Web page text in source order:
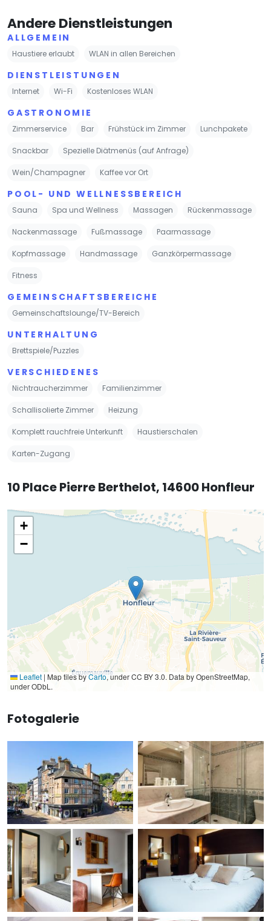
Andere Dienstleistungen
ALLGEMEIN
Haustiere erlaubt WLAN in allen Bereichen
DIENSTLEISTUNGEN
Internet Wi-Fi Kostenloses WLAN
GASTRONOMIE
Zimmerservice Bar Frühstück im Zimmer Lunchpakete
Snackbar Spezielle Diätmenüs (auf Anfrage)
Wein/Champagner Kaffee vor Ort
POOL- UND WELLNESSBEREICH
Sauna Spa und Wellness Massagen Rückenmassage
Nackenmassage Fußmassage Paarmassage
Kopfmassage Handmassage Ganzkörpermassage
Fitness
GEMEINSCHAFTSBEREICHE
Gemeinschaftslounge/TV-Bereich
UNTERHALTUNG
Brettspiele/Puzzles
VERSCHIEDENES
Nichtraucherzimmer Familienzimmer
Schallisolierte Zimmer Heizung
Komplett rauchfreie Unterkunft Haustierschalen
Karten-Zugang
10 Place Pierre Berthelot, 14600 Honfleur
+
−
Leaflet | Map tiles byCarto, under CC BY 3.0. Data by OpenStreetMap,
under ODbL.
Fotogalerie